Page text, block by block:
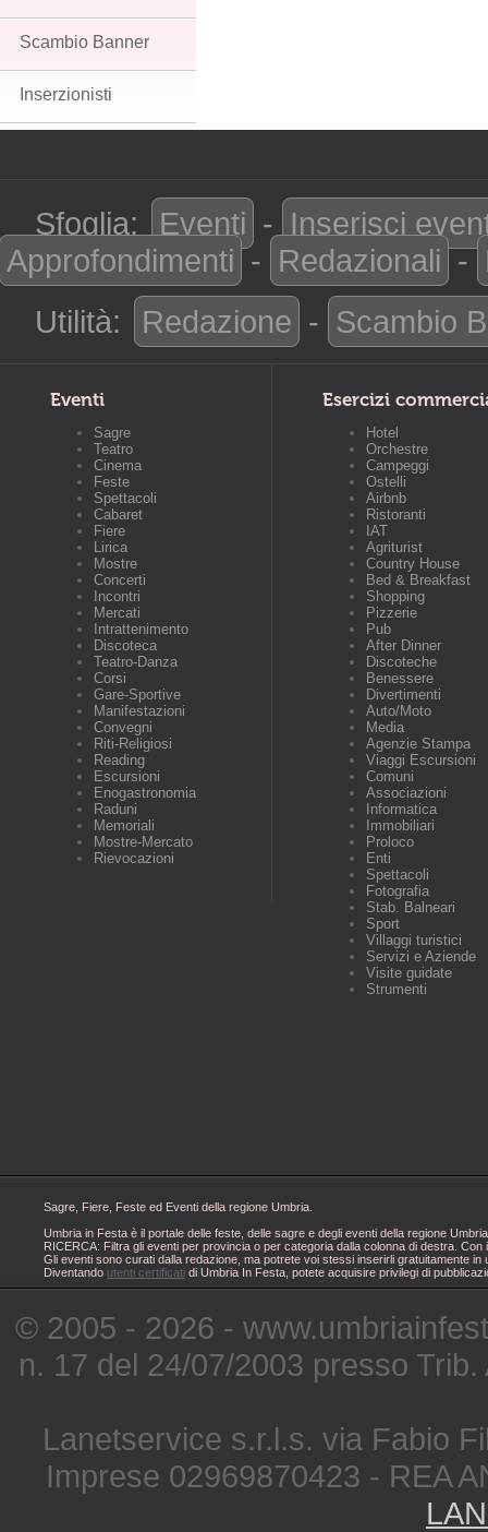
Scambio Banner
Inserzionisti
Sfoglia: Eventi - Inserisci
Approfondimenti - Redazionali -
Utilità:
Redazione - Scambio
Eventi
Sagre
Teatro
Cinema
Feste
Spettacoli
Cabaret
Fiere
Lirica
Mostre
Concerti
Incontri
Mercati
Intrattenimento
Discoteca
Teatro-Danza
Corsi
Gare-Sportive
Manifestazioni
Convegni
Riti-Religiosi
Reading
Escursioni
Enogastronomia
Raduni
Memoriali
Mostre-Mercato
Rievocazioni
Esercizi
Hotel
Orchestre
Campeggi
Ostelli
Airbnb
Ristoranti
IAT
Agriturist
Country House
Bed & Breakfast
Shopping
Pizzerie
Pub
After Dinner
Discoteche
Benessere
Divertimenti
Auto/Moto
Media
Agenzie Stampa
Viaggi Escursioni
Comuni
Associazioni
Informatica
Immobiliari
Proloco
Enti
Spettacoli
Fotografia
Stab. Balneari
Sport
Villaggi turistici
Servizi e Aziende
Visite guidate
Strumenti
Sagre, Fiere, Feste ed Eventi della regione Umbria.
Umbria in Festa è il portale delle feste, delle sagre e degli eventi della regione
RICERCA: Filtra gli eventi per provincia o per categoria dalla colonna di destra.
Gli eventi sono curati dalla redazione, ma potrete voi stessi inserirli gratuitamente
Diventando utenti certificati di Umbria In Festa, potete acquisire privilegi di
© 2005 - 2026 -
n. 17 del 24/07/2003 presso
Lanetservice s.r.l.s. via Fabio
Imprese 02969870423 - REA